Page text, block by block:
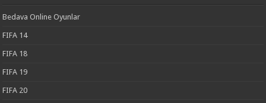
Bedava Online Oyunlar
FIFA 14
FIFA 18
FIFA 19
FIFA 20